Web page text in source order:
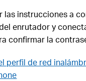
las instrucciones a
enrutador y
confirmar la
perfil de red